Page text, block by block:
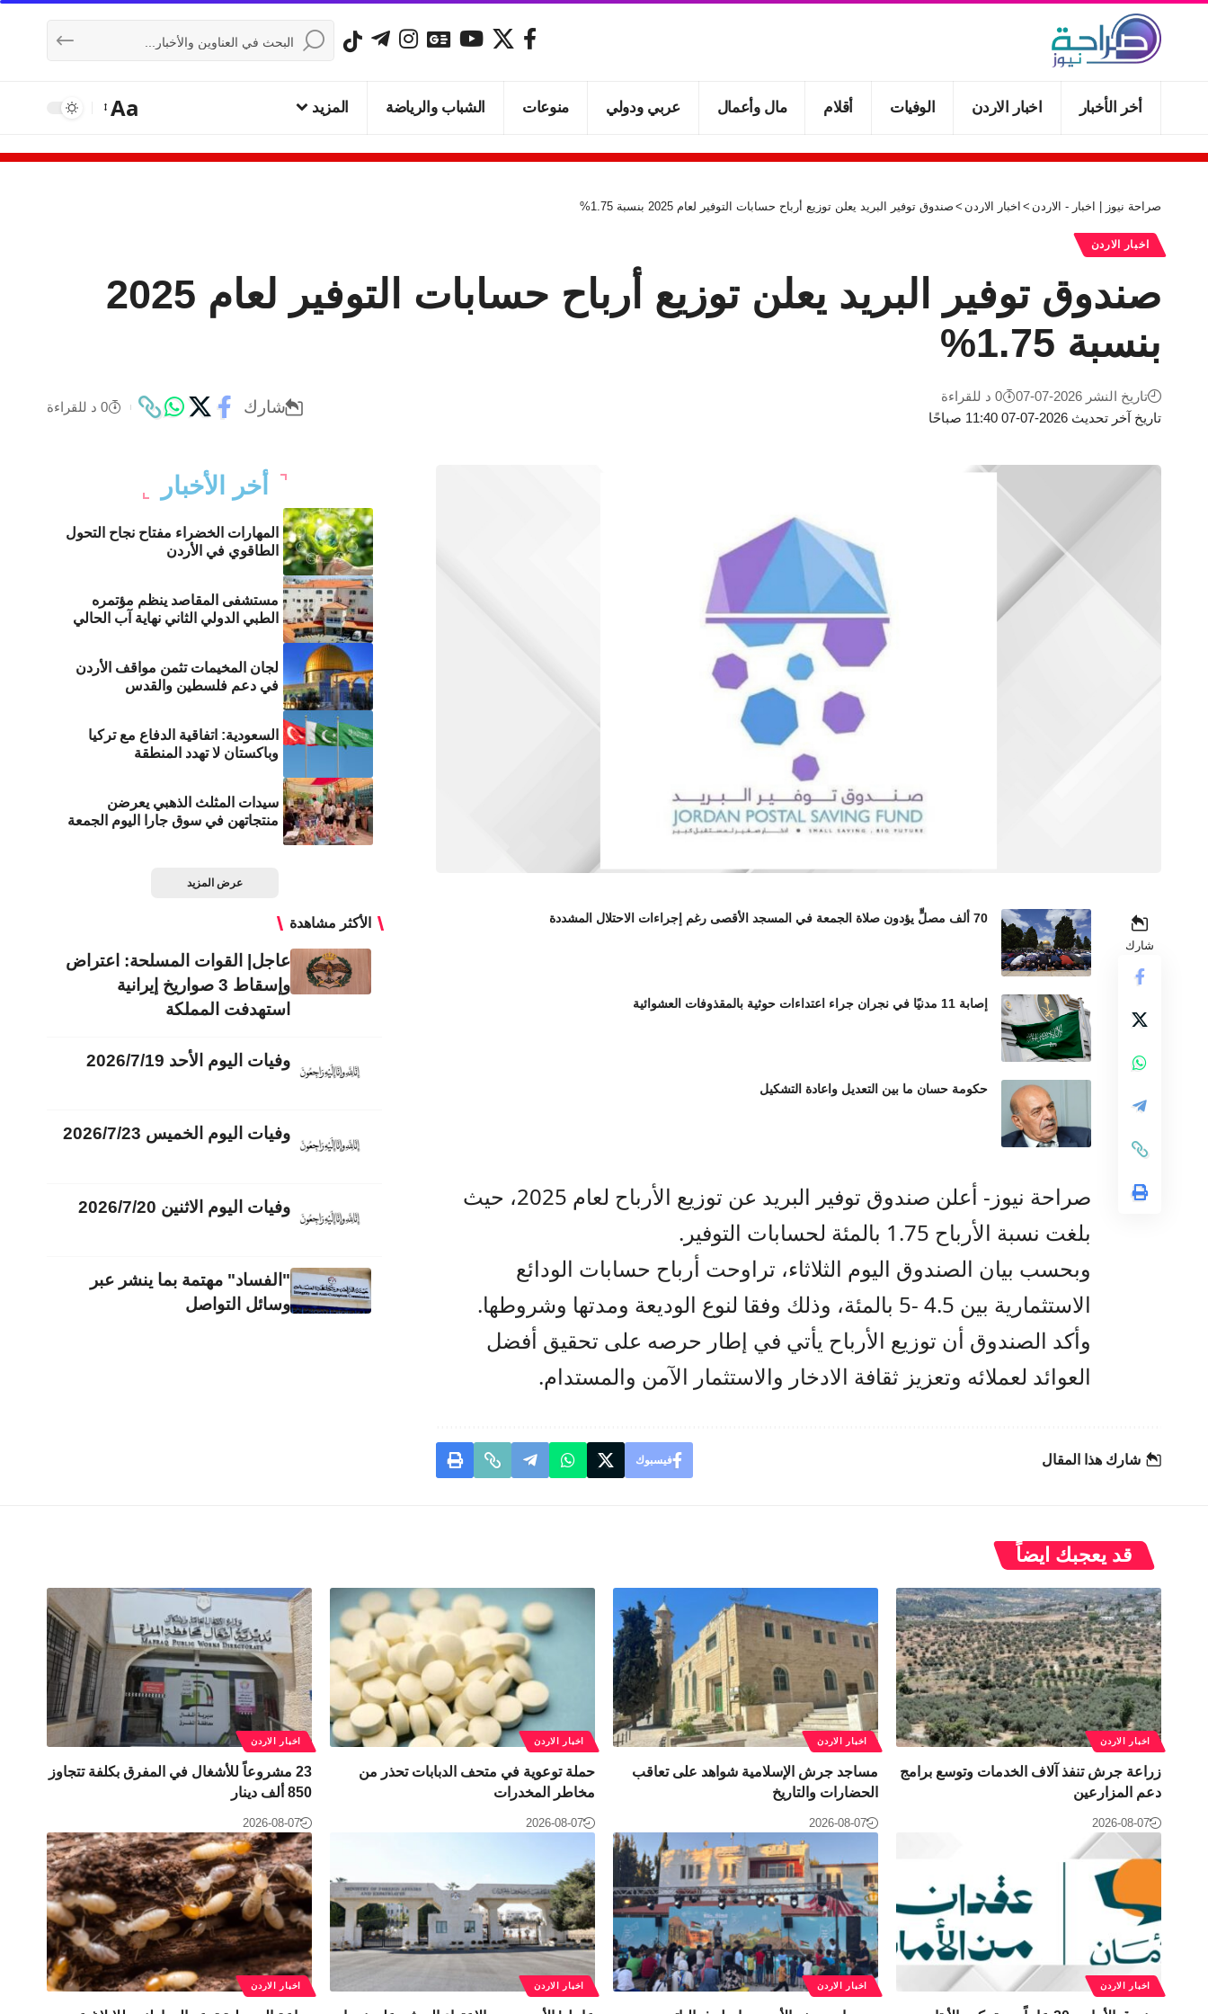
أخر الأخبار اخبار الاردن الوفيات أقلام مال وأعمال عربي ودولي منوعات الشباب والرياضة المزيد Aa
صراحة نيوز | اخبار - الاردن > اخبار الاردن > صندوق توفير البريد يعلن توزيع أرباح حسابات التوفير لعام 2025 بنسبة 1.75%
اخبار الاردن
صندوق توفير البريد يعلن توزيع أرباح حسابات التوفير لعام 2025
بنسبة 1.75%
تاريخ آخر تحديث 2026-07-07 11:40 صباحًا
تاريخ النشر 2026-07-07 0 د للقراءة
شارك 0 د للقراءة
شارك
70 ألف مصلٍّ يؤدون صلاة الجمعة في المسجد الأقصى رغم إجراءات الاحتلال المشددة
إصابة 11 مدنيًا في نجران جراء اعتداءات حوثية بالمقذوفات العشوائية
حكومة حسان ما بين التعديل واعادة التشكيل
صراحة نيوز- أعلن صندوق توفير البريد عن توزيع الأرباح لعام 2025، حيث
بلغت نسبة الأرباح 1.75 بالمئة لحسابات التوفير.
وبحسب بيان الصندوق اليوم الثلاثاء، تراوحت أرباح حسابات الودائع
الاستثمارية بين 4.5 -5 بالمئة، وذلك وفقا لنوع الوديعة ومدتها وشروطها.
وأكد الصندوق أن توزيع الأرباح يأتي في إطار حرصه على تحقيق أفضل
العوائد لعملائه وتعزيز ثقافة الادخار والاستثمار الآمن والمستدام.
شارك هذا المقال فيسبوك
أخر الأخبار
المهارات الخضراء مفتاح نجاح التحول
الطاقوي في الأردن
مستشفى المقاصد ينظم مؤتمره
الطبي الدولي الثاني نهاية آب الحالي
لجان المخيمات تثمن مواقف الأردن
في دعم فلسطين والقدس
السعودية: اتفاقية الدفاع مع تركيا
وباكستان لا تهدد المنطقة
سيدات المثلث الذهبي يعرضن
منتجاتهن في سوق جارا اليوم الجمعة
عرض المزيد
الأكثر مشاهدة
عاجل| القوات المسلحة: اعتراض
وإسقاط 3 صواريخ إيرانية
استهدفت المملكة
وفيات اليوم الأحد 2026/7/19
وفيات اليوم الخميس 2026/7/23
وفيات اليوم الاثنين 2026/7/20
"الفساد" مهتمة بما ينشر عبر
وسائل التواصل
قد يعجبك ايضاً
اخبار الاردن
زراعة جرش تنفذ آلاف الخدمات وتوسع برامج
دعم المزارعين
2026-08-07
اخبار الاردن
مساجد جرش الإسلامية شواهد على تعاقب
الحضارات والتاريخ
2026-08-07
اخبار الاردن
حملة توعوية في متحف الدبابات تحذر من
مخاطر المخدرات
2026-08-07
اخبار الاردن
23 مشروعاً للأشغال في المفرق بكلفة تتجاوز
850 ألف دينار
2026-08-07
اخبار الاردن اخبار الاردن اخبار الاردن اخبار الاردن